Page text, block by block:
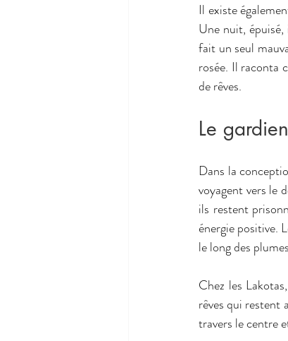
Il existe
Une nuit,
fait un seul
rosée. Il raconta
de rêves.
Le
Dans la
voyagent vers le
ils restent
énergie positive.
le long des
Chez les
rêves qui restent
travers le centre